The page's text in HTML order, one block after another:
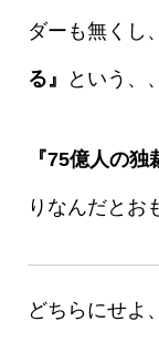
ダーも無くし、
る』 という、
『75億人の独
りなんだとお
どちらにせよ